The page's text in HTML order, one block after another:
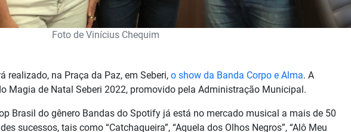
Foto de Vinícius Chequim
realizado, na Praça da Paz, em Seberi, o show da Banda Corpo e Alma. A
Magia de Natal Seberi 2022, promovido pela Administração Municipal.
Brasil do gênero Bandas do Spotify já está no mercado musical a mais de 50
sucessos, tais como “Catchaqueira”, “Aquela dos Olhos Negros”, “Alô Meu